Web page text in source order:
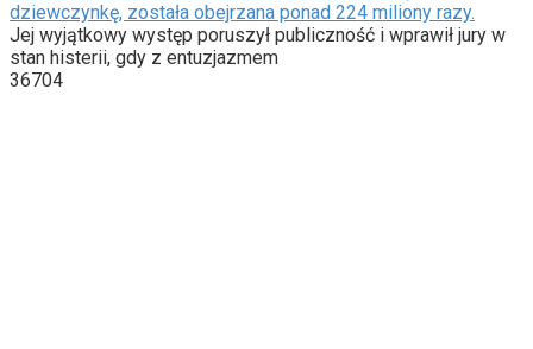
dziewczynkę, została obejrzana ponad 224 miliony razy.
Jej wyjątkowy występ poruszył publiczność i wprawił jury w
stan histerii, gdy z entuzjazmem
36704